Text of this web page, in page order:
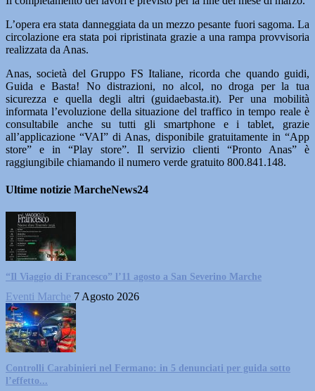
L’opera era stata danneggiata da un mezzo pesante fuori sagoma. La
circolazione era stata poi ripristinata grazie a una rampa provvisoria
realizzata da Anas.
Anas, società del Gruppo FS Italiane, ricorda che quando guidi,
Guida e Basta! No distrazioni, no alcol, no droga per la tua
sicurezza e quella degli altri (guidaebasta.it). Per una mobilità
informata l’evoluzione della situazione del traffico in tempo reale è
consultabile anche su tutti gli smartphone e i tablet, grazie
all’applicazione “VAI” di Anas, disponibile gratuitamente in “App
store” e in “Play store”. Il servizio clienti “Pronto Anas” è
raggiungibile chiamando il numero verde gratuito 800.841.148.
Ultime notizie MarcheNews24
“Il Viaggio di Francesco” l’11 agosto a San Severino Marche
Eventi Marche 7 Agosto 2026
Controlli Carabinieri nel Fermano: in 5 denunciati per guida sotto
l’effetto...